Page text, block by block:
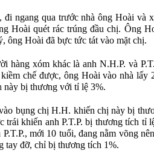
ngang qua trước nhà ông Hoài và
Hoài quét rác trúng đầu chị. Ông
ông Hoài đã bực tức tát vào mặt chị.
hàng xóm khác là anh N.H.P. và
chế được, ông Hoài vào nhà lấy
này bị thương với tỉ lệ 3%.
bụng chị H.H. khiến chị này bị
trái khiến anh P.T.P. bị thương tích tỉ
mới 10 tuổi, đang nằm võng
tay đỡ, chỉ bị thương tích 1%.